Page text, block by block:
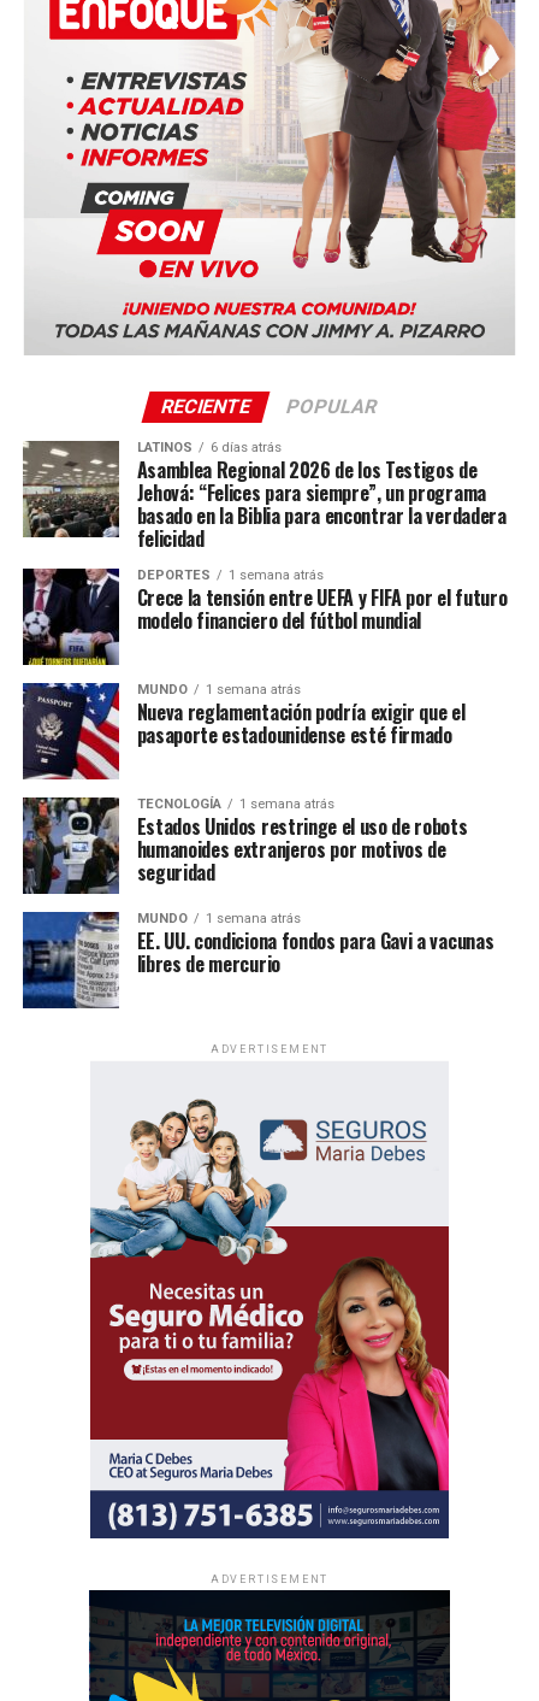
sistema inmune para poder propagarse, según un
estudio
NO TE PIERDAS
Blue Origin suspendió el lanzamiento de su nuevo cohete
New Glenn por problemas técnicos
Enfoque Now
informar a la comunidad latina acerca de los acontecimientos
RECIENTE POPULAR
LATINOS 6 días atrás
Asamblea Regional 2026 de los Testigos de
Jehová: “Felices para siempre”, un programa
basado en la Biblia para encontrar la verdadera
felicidad
DEPORTES 1 semana atrás
Crece la tensión entre UEFA y FIFA por el futuro
modelo financiero del fútbol mundial
MUNDO 1 semana atrás
Nueva reglamentación podría exigir que el
pasaporte estadounidense esté firmado
TECNOLOGÍA 1 semana atrás
Estados Unidos restringe el uso de robots
humanoides extranjeros por motivos de
seguridad
MUNDO 1 semana atrás
EE. UU. condiciona fondos para Gavi a vacunas
libres de mercurio
ADVERTISEMENT
ADVERTISEMENT